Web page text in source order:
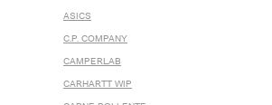
ASICS
C.P. COMPANY
CAMPERLAB
CARHARTT WIP